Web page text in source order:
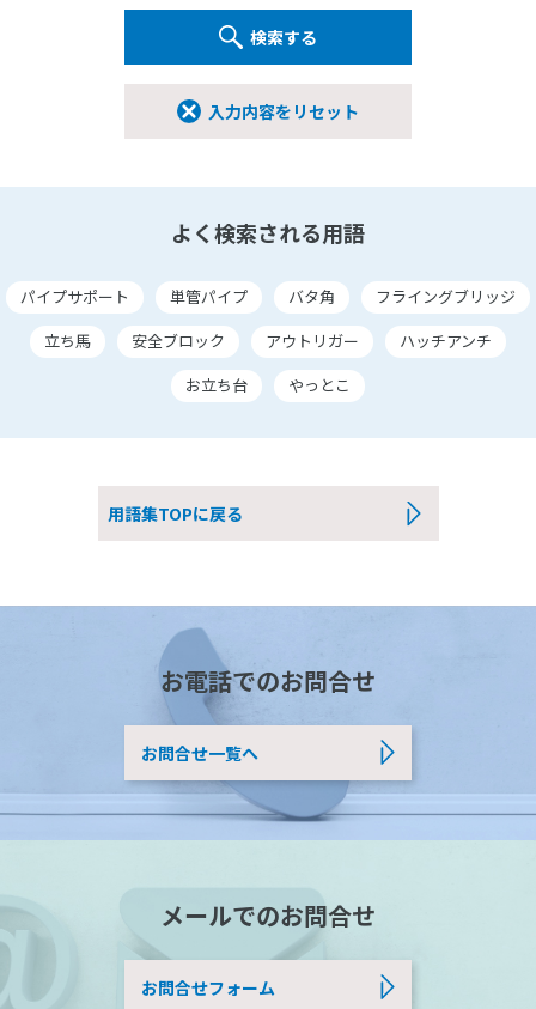
入力内容をリセット
検索する
よく検索される用語
パイプサポート 単管パイプ バタ角
フライングブリッジ
立ち馬
安全ブロック アウトリガー
ハッチアンチ
お立ち台
やっとこ
用語集TOPに戻る
お電話でのお問合せ
お問合せ一覧へ
メールでのお問合せ
お問合せフォーム